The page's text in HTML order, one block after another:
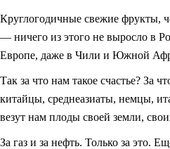
Круглогодичные свежие фрукты,
— ничего из этого не выросло в
Европе, даже в Чили и Южной
Так за что нам такое счастье? За
китайцы, среднеазиаты, немцы,
везут нам плоды своей земли,
За газ и за нефть. Только за это.